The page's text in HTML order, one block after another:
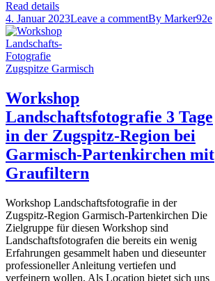
Read details
4. Januar 2023Leave a commentBy Marker92e
Workshop
Landschaftsfotografie 3 Tage
in der Zugspitz-Region bei
Garmisch-Partenkirchen mit
Graufiltern
Workshop Landschaftsfotografie in der
Zugspitz-Region Garmisch-Partenkirchen Die
Zielgruppe für diesen Workshop sind
Landschaftsfotografen die bereits ein wenig
Erfahrungen gesammelt haben und dieseunter
professioneller Anleitung vertiefen und
verfeinern wollen. Als Location bietet sich uns